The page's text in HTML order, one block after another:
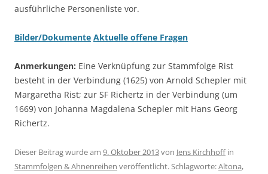
ausführliche Personenliste vor.
Bilder/Dokumente Aktuelle offene Fragen
Anmerkungen: Eine Verknüpfung zur Stammfolge Rist
besteht in der Verbindung (1625) von Arnold Schepler mit
Margaretha Rist; zur SF Richertz in der Verbindung (um
1669) von Johanna Magdalena Schepler mit Hans Georg
Richertz.
Dieser Beitrag wurde am 9. Oktober 2013von Jens Kirchhoffin
Stammfolgen & Ahnenreihen veröffentlicht. Schlagworte:Altona,